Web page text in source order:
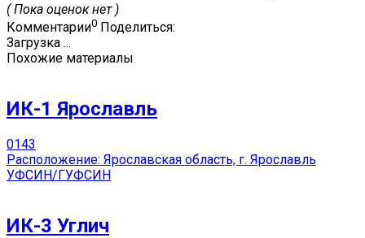
( Пока оценок нет )
Комментарии0 Поделиться:
Загрузка ...
Похожие материалы
ИК-1 Ярославль
0143
Расположение: Ярославская область, г. Ярославль
УФСИН/ГУФСИН
ИК-3 Углич